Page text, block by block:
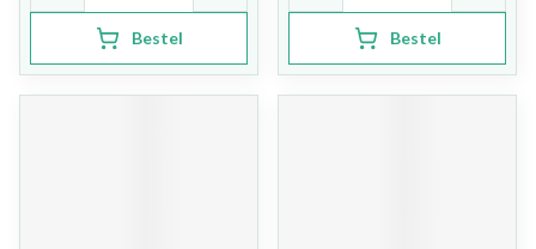
Bestel Bestel